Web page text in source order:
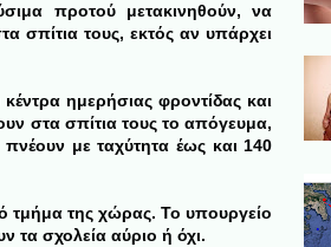
προτού μετακινηθούν, να
σπίτια τους, εκτός αν υπάρχει
ημερήσιας φροντίδας και
στα σπίτια τους το απόγευμα,
με ταχύτητα έως και 140
τμήμα της χώρας. Το υπουργείο
τα σχολεία αύριο ή όχι.